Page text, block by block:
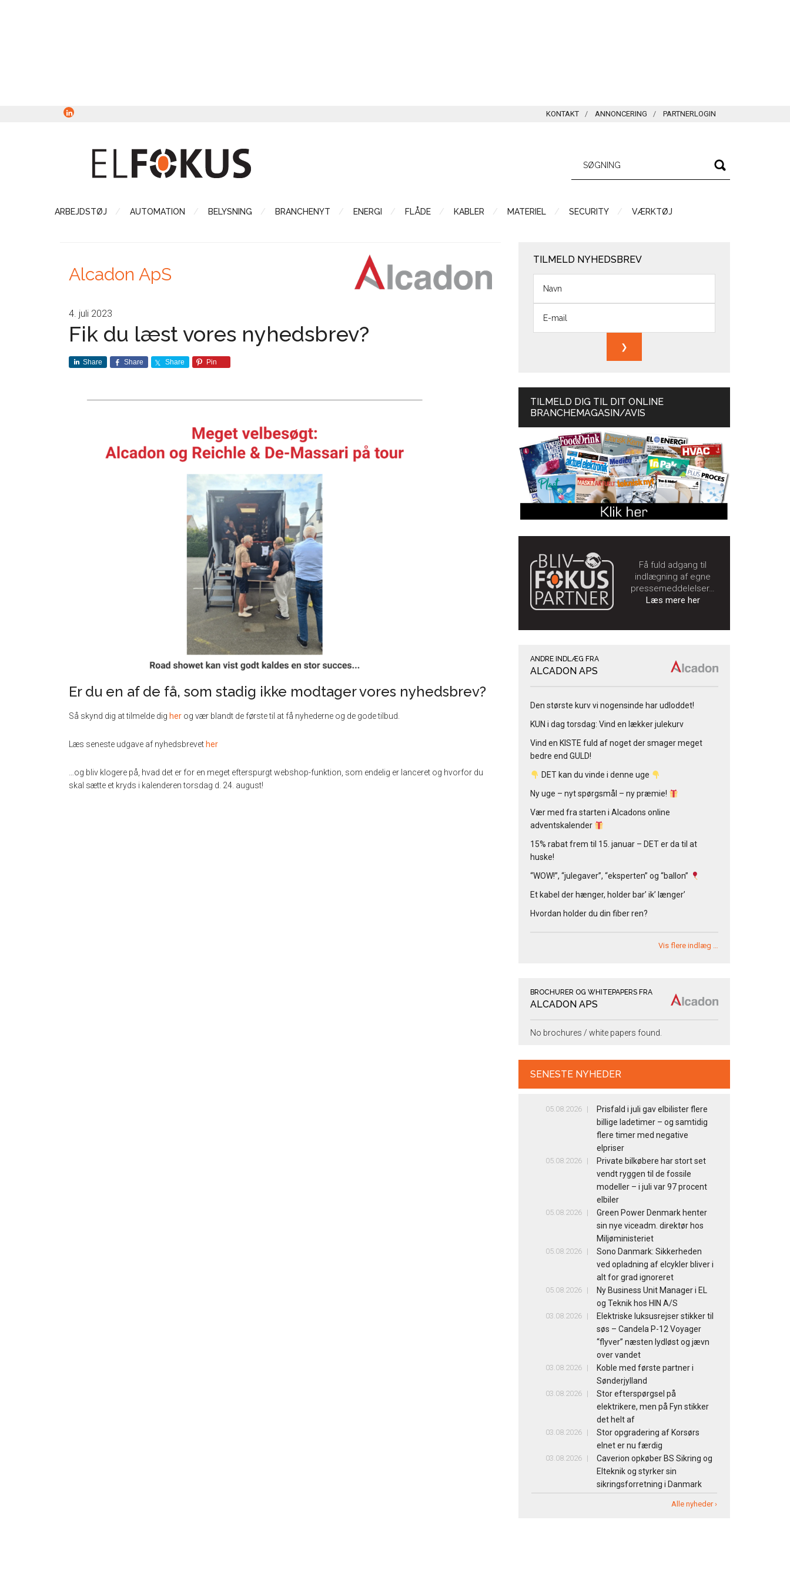
KONTAKT ANNONCERING PARTNERLOGIN
ARBEJDSTØJ AUTOMATION BELYSNING BRANCHENYT ENERGI FLÅDE KABLER MATERIEL SECURITY VÆRKTØJ
Alcadon ApS
4. juli 2023
Fik du læst vores nyhedsbrev?
Share Share Share Pin
Er du en af de få, som stadig ikke modtager vores nyhedsbrev?
Så skynd dig at tilmelde dig her og vær blandt de første til at få nyhederne og de gode tilbud.
Læs seneste udgave af nyhedsbrevet her
…og bliv klogere på, hvad det er for en meget efterspurgt webshop-funktion, som endelig er lanceret og hvorfor du
skal sætte et kryds i kalenderen torsdag d. 24. august!
TILMELD NYHEDSBREV
TILMELD DIG TIL DIT ONLINE
BRANCHEMAGASIN/AVIS
Få fuld adgang til
indlægning af egne
pressemeddelelser…
Læs mere her
ANDRE INDLÆG FRA
ALCADON APS
Den største kurv vi nogensinde har udloddet!
KUN i dag torsdag: Vind en lækker julekurv
Vind en KISTE fuld af noget der smager meget
bedre end GULD!
DET kan du vinde i denne uge
Ny uge – nyt spørgsmål – ny præmie!
Vær med fra starten i Alcadons online
adventskalender
15% rabat frem til 15. januar – DET er da til at
huske!
“WOW!”, “julegaver”, “eksperten” og “ballon”
Et kabel der hænger, holder bar’ ik’ længer’
Hvordan holder du din fiber ren?
Vis flere indlæg …
BROCHURER OG WHITEPAPERS FRA
ALCADON APS
No brochures / white papers found.
SENESTE NYHEDER
05.08.2026
Prisfald i juli gav elbilister flere
billige ladetimer – og samtidig
flere timer med negative
elpriser
05.08.2026
Private bilkøbere har stort set
vendt ryggen til de fossile
modeller – i juli var 97 procent
elbiler
05.08.2026
Green Power Denmark henter
sin nye viceadm. direktør hos
Miljøministeriet
05.08.2026
Sono Danmark: Sikkerheden
ved opladning af elcykler bliver i
alt for grad ignoreret
05.08.2026
Ny Business Unit Manager i EL
og Teknik hos HIN A/S
03.08.2026
Elektriske luksusrejser stikker til
søs – Candela P-12 Voyager
“flyver” næsten lydløst og jævn
over vandet
03.08.2026
Koble med første partner i
Sønderjylland
03.08.2026
Stor efterspørgsel på
elektrikere, men på Fyn stikker
det helt af
03.08.2026
Stor opgradering af Korsørs
elnet er nu færdig
03.08.2026
Caverion opkøber BS Sikring og
Elteknik og styrker sin
sikringsforretning i Danmark
Alle nyheder ›